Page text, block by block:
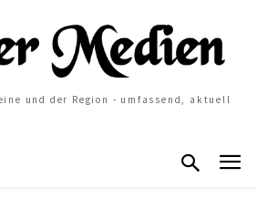
und der Region - umfassend, aktuell